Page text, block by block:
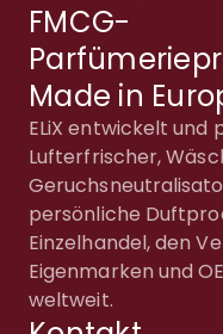
FMCG-
Made in
ELiX entwickelt und
Lufterfrischer,
persönliche
Einzelhandel, den
Eigenmarken und
weltweit.